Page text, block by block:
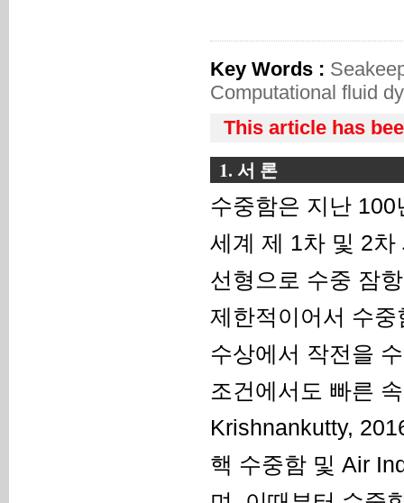
Key Words :
Computational fluid
This article has
1. 서 론
수중함은 지난
세계 제 1차 및 2
선형으로 수중 잠
제한적이어서 수
수상에서 작전을
조건에서도 빠른
Krishnankutty,
핵 수중함 및 Air